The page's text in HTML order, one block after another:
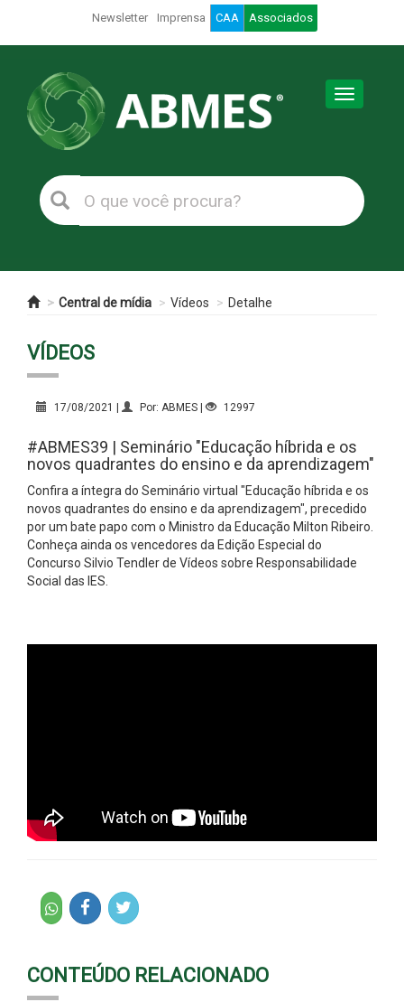
Newsletter Imprensa CAA Associados
Toggle
Central de mídia Vídeos Detalhe
VÍDEOS
17/08/2021 | Por: ABMES | 12997
#ABMES39 | Seminário "Educação híbrida e os
novos quadrantes do ensino e da aprendizagem"
Confira a íntegra do Seminário virtual "Educação híbrida e os
novos quadrantes do ensino e da aprendizagem", precedido
por um bate papo com o Ministro da Educação Milton Ribeiro.
Conheça ainda os vencedores da Edição Especial do
Concurso Silvio Tendler de Vídeos sobre Responsabilidade
Social das IES.
CONTEÚDO RELACIONADO